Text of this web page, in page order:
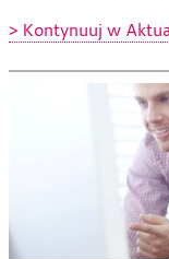
> Kontynuuj w